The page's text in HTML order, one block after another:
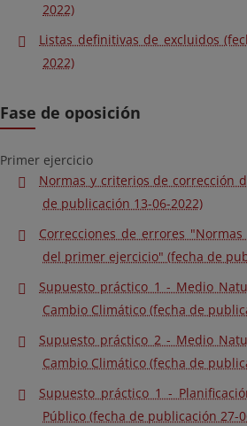
2022)
Listas definitivas de excluidos
2022)
Fase de oposición
Primer ejercicio
Normas y criterios de corrección
de publicación 13-06-2022)
Correcciones de errores
del primer ejercicio" (fecha de
Supuesto práctico 1 - Medio
Cambio Climático (fecha de
Supuesto práctico 2 - Medio
Cambio Climático (fecha de
Supuesto práctico 1 -
Público (fecha de publicación 27-